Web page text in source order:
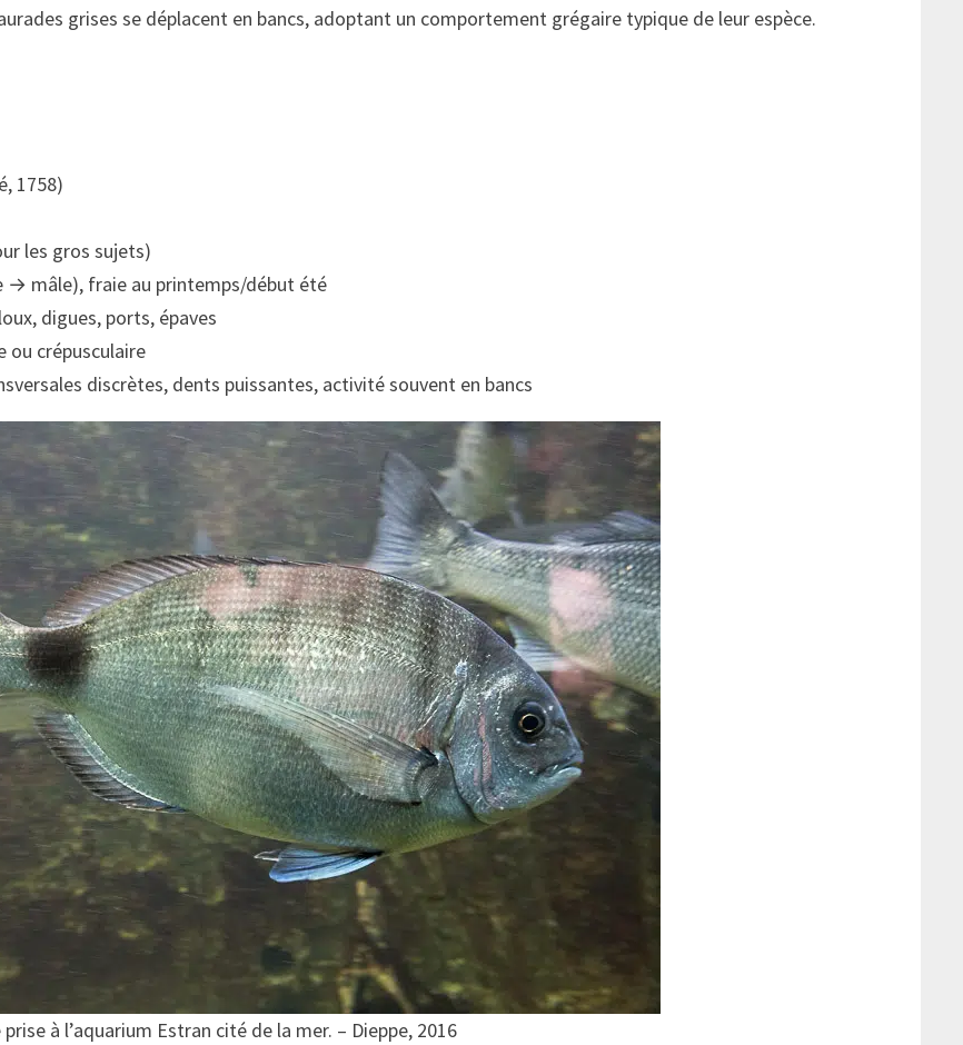
grises se déplacent en bancs, adoptant un comportement grégaire typique de leur espèce.
1758)
les gros sujets)
→ mâle), fraie au printemps/début été
digues, ports, épaves
ou crépusculaire
discrètes, dents puissantes, activité souvent en bancs
à l’aquarium Estran cité de la mer. – Dieppe, 2016